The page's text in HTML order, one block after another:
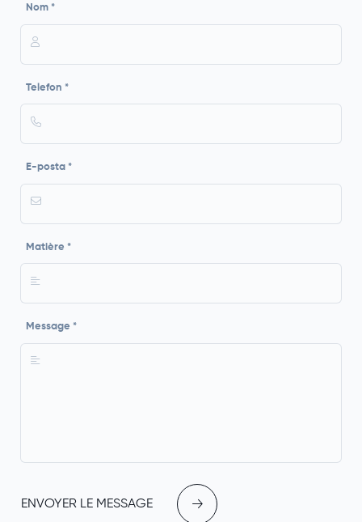
Nom *
Telefon *
E-posta *
Matière *
Message *
ENVOYER LE MESSAGE